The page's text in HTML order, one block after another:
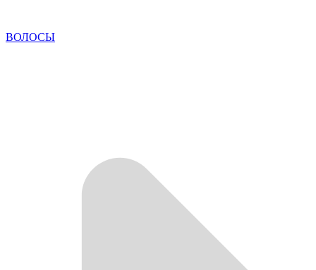
ВОЛОСЫ